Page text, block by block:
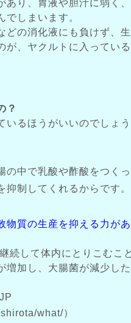
あり、胃液や胆汁に弱く
でしまいます。
どの消化液にも負けず、
が、ヤクルトに入ってい
？
いるほうがいいのでしょ
の中で乳酸や酢酸をつく
制してくれるからです。
物質の生産を抑える力が
続して体内にとりこむこ
増加し、大腸菌が減少し
.JP
what/）